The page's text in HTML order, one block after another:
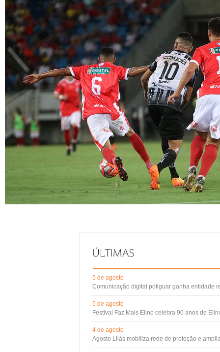
5 de agosto
Comunicação digital potiguar ganha entidade
5 de agosto
Festival Faz Mais Elino celebra 90 anos de
4 de agosto
Agosto Lilás mobiliza rede de proteção e